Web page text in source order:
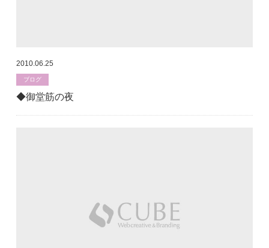
2010.06.25
ブログ
◆御堂筋の夜